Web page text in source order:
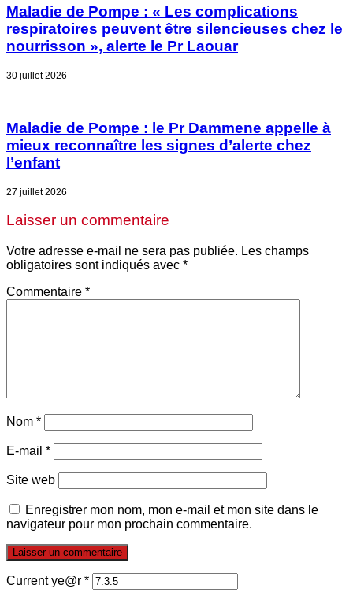
Maladie de Pompe : « Les complications
respiratoires peuvent être silencieuses chez le
nourrisson », alerte le Pr Laouar
30 juillet 2026
Maladie de Pompe : le Pr Dammene appelle à
mieux reconnaître les signes d’alerte chez
l’enfant
27 juillet 2026
Laisser un commentaire
Votre adresse e-mail ne sera pas publiée. Les champs
obligatoires sont indiqués avec *
Commentaire *
Nom *
E-mail *
Site web
Enregistrer mon nom, mon e-mail et mon site dans le
navigateur pour mon prochain commentaire.
Current ye@r *